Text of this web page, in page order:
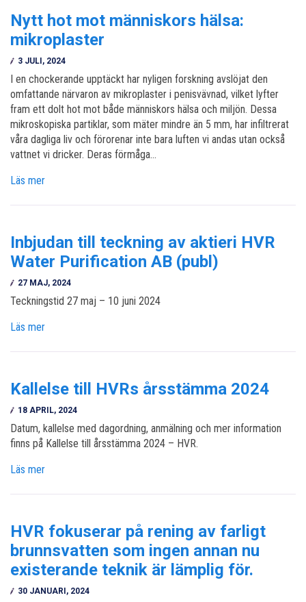
Nytt hot mot människors hälsa:
mikroplaster
3 JULI, 2024
I en chockerande upptäckt har nyligen forskning avslöjat den
omfattande närvaron av mikroplaster i penisvävnad, vilket lyfter
fram ett dolt hot mot både människors hälsa och miljön. Dessa
mikroskopiska partiklar, som mäter mindre än 5 mm, har infiltrerat
våra dagliga liv och förorenar inte bara luften vi andas utan också
vattnet vi dricker. Deras förmåga…
Läs mer
Inbjudan till teckning av aktieri HVR
Water Purification AB (publ)
27 MAJ, 2024
Teckningstid 27 maj – 10 juni 2024
Läs mer
Kallelse till HVRs årsstämma 2024
18 APRIL, 2024
Datum, kallelse med dagordning, anmälning och mer information
finns på Kallelse till årsstämma 2024 – HVR.
Läs mer
HVR fokuserar på rening av farligt
brunnsvatten som ingen annan nu
existerande teknik är lämplig för.
30 JANUARI, 2024